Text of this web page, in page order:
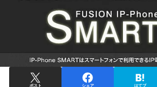
ポスト シェア はてブ